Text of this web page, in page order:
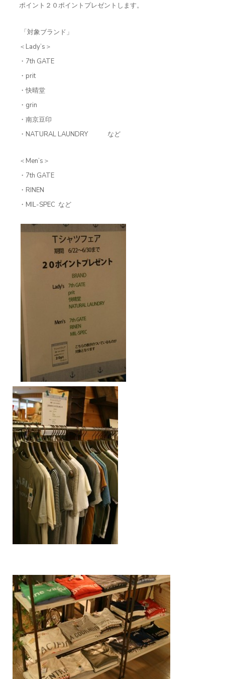
ポイント２０ポイントプレゼントします。
「対象ブランド」
＜Lady’s＞
・7th GATE
・prit
・快晴堂
・grin
・南京豆印
・NATURAL LAUNDRY など
＜Men’s＞
・7th GATE
・RINEN
・MIL-SPEC など